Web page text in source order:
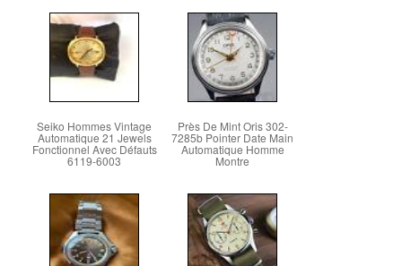
Seiko Hommes Vintage
Automatique 21 Jewels
Fonctionnel Avec Défauts
6119-6003
Près De Mint Oris 302-
7285b Pointer Date Main
Automatique Homme
Montre